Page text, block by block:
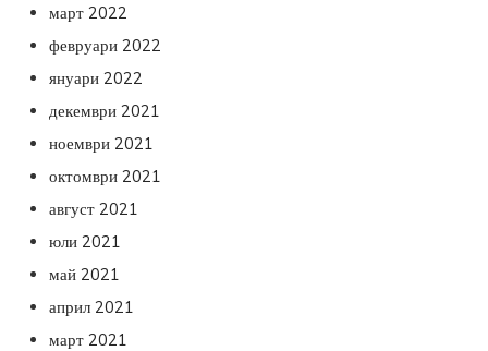
март 2022
февруари 2022
януари 2022
декември 2021
ноември 2021
октомври 2021
август 2021
юли 2021
май 2021
април 2021
март 2021